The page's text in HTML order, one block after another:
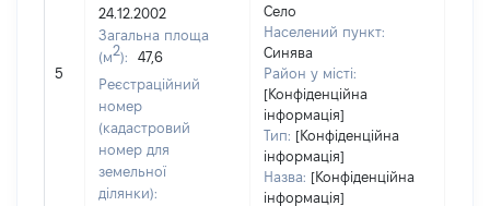
5
24.12.2002
Загальна площа
(м2):
47,6
Реєстраційний
номер
(кадастровий
номер для
земельної
ділянки):
Село
Населений пункт:
Синява
Район у місті:
[Конфіденційна
інформація]
Тип: [Конфіденційна
інформація]
Назва: [Конфіденційна
інформація]